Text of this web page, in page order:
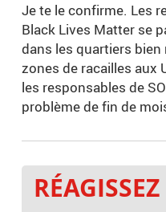
Je te le confirme. Les
Black Lives Matter se
dans les quartiers
zones de racailles aux
les responsables de
problème de fin de
RÉAGISSEZ